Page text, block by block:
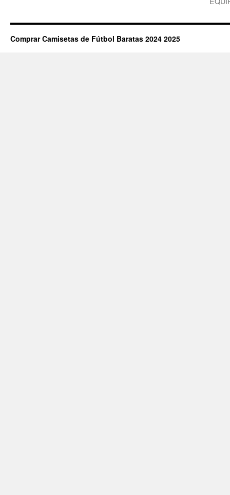
Comprar Camisetas de Fútbol Baratas 2024 2025